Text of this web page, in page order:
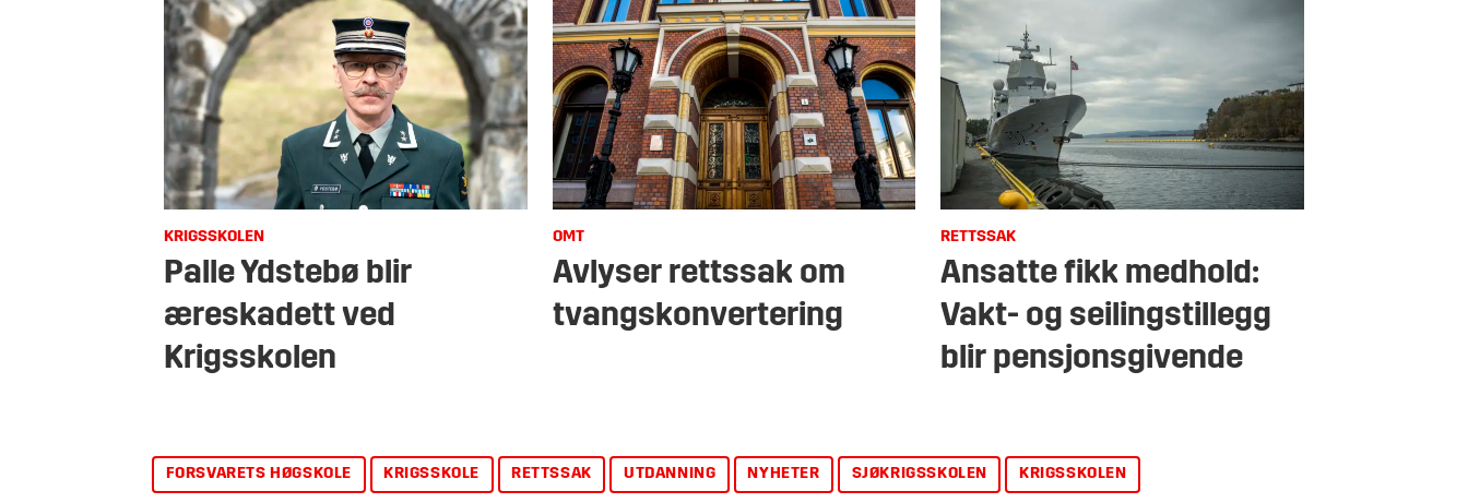
KRIGSSKOLEN
Palle Ydstebø blir
æreskadett ved
Krigsskolen
OMT
Avlyser rettssak om
tvangskonvertering
RETTSSAK
Ansatte fikk medhold:
Vakt- og seilingstillegg
blir pensjonsgivende
FORSVARETS HØGSKOLE KRIGSSKOLE RETTSSAK UTDANNING NYHETER SJØKRIGSSKOLEN KRIGSSKOLEN